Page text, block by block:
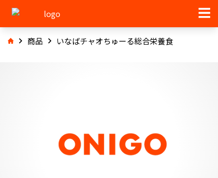
商品 いなばチャオちゅーる総合栄養食